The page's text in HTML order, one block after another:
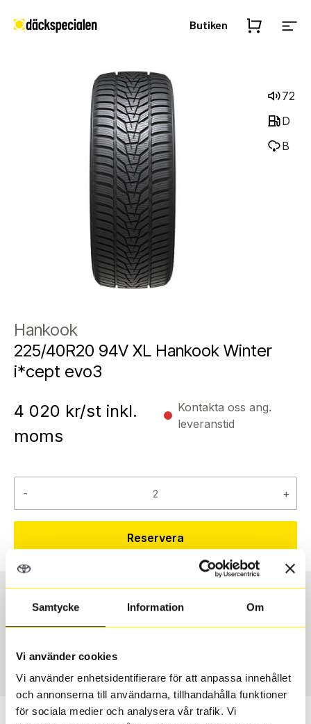
Samtycke Information Om
Vi använder cookies
Vi använder enhetsidentifierare för att anpassa innehållet
och annonserna till användarna, tillhandahålla funktioner
för sociala medier och analysera vår trafik. Vi
Butiken
72
D
B
Hankook
225/40R20 94V XL Hankook Winter
i*cept evo3
4 020 kr/st inkl.
moms
Kontakta oss ang.
leveranstid
- +
Reservera
Däcktyp
Vinter
Däckstorlek
225/40 R 20 94V
1270